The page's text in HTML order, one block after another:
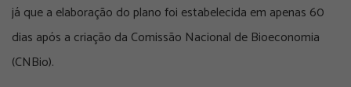
já que a elaboração do plano foi estabelecida em apenas 60
dias após a criação da Comissão Nacional de Bioeconomia
(CNBio).